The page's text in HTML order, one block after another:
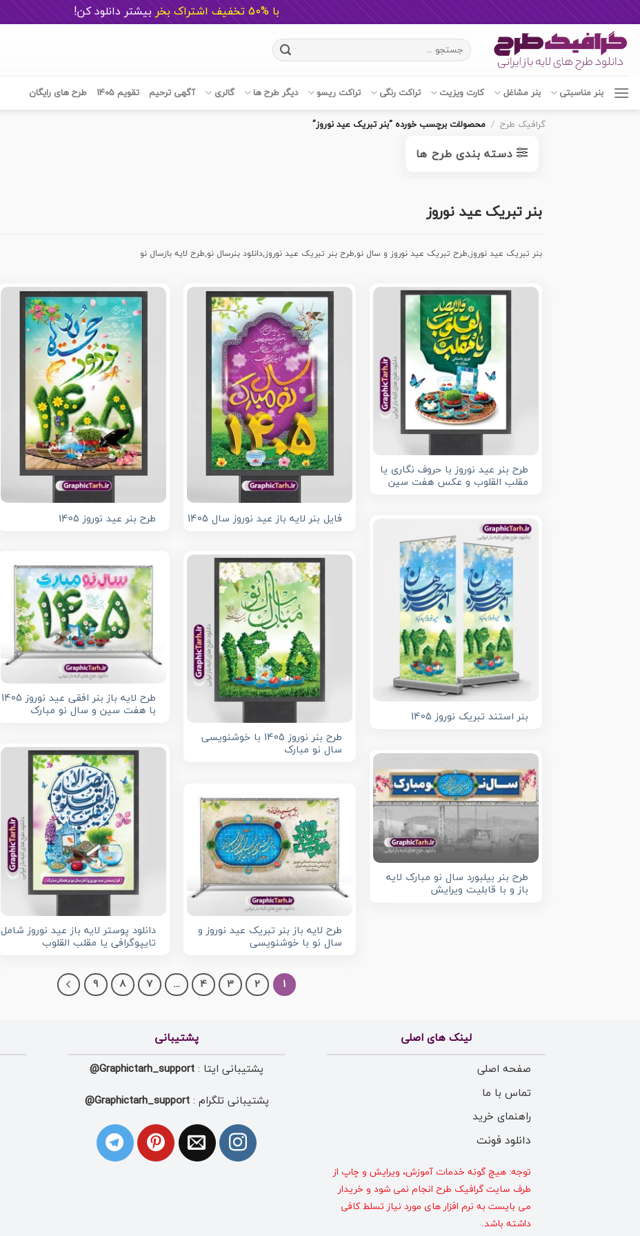
با %50 تخفیف اشتراک بخر بیشتر دانلود کن!
content
جستجو
برای:
بنر مناسبتی بنر مشاغل کارت ویزیت تراکت رنگی تراکت ریسو دیگر طرح ها گالری آگهی ترحیم تقویم 1405 طرح های رایگان
گرافیک طرح / محصولات برچسب خورده “بنر تبریک عید نوروز”
دسته بندی طرح ها
بنر تبریک عید نوروز
بنر تبریک عید نوروز,طرح تبریک عید نوروز و سال نو,طرح بنر تبریک عید نوروز,دانلود بنرسال نو,طرح لایه بازسال نو
طرح بنر عید نوروز با حروف نگاری یا
مقلب القلوب و عکس هفت سین
فایل بنر لایه باز عید نوروز سال 1405 طرح بنر عید نوروز 1405
بنر استند تبریک نوروز 1405
طرح بنر نوروز 1405 با خوشنویسی
سال نو مبارک
طرح لایه باز بنر افقی عید نوروز 1405
با هفت سین و سال نو مبارک
دانلود پوستر لایه باز عید نوروز شامل
تایپوگرافی یا مقلب القلوب
طرح بنر بیلبورد سال نو مبارک لایه
باز و با قابلیت ویرایش
طرح لایه باز بنر تبریک عید نوروز و
سال نو با خوشنویسی
1
2
3
4
…
7
8
9
لینک های اصلی
صفحه اصلی
تماس با ما
راهنمای خرید
دانلود فونت
توجه: هیچ گونه خدمات آموزش، ویرایش و چاپ از
طرف سایت گرافیک طرح انجام نمی شود و خریدار
می بایست به نرم افزار های مورد نیاز تسلط کافی
داشته باشد.
پشتیبانی
پشتیبانی ایتا : Graphictarh_support@
پشتیبانی تلگرام :Graphictarh_support@